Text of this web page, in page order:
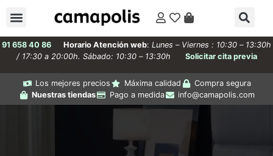
91 658 40 86 Horario Atención web: Lunes – Viernes : 10:30 – 13:30h
/ 17:30 a 20:00h. Sábado: 10:30 – 13:30h
Solicitar cita previa
Los mejores precios Máxima calidad
Compra segura
Nuestras tiendas
Pago a medida info@camapolis.com